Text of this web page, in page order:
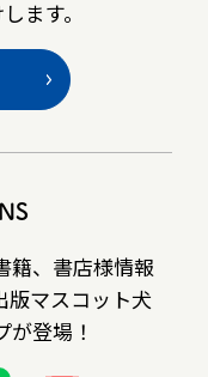
ます。
籍、書店様情報
版マスコット犬
が登場！